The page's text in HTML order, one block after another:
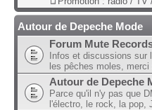
Autour de Depeche Mode
Forum Mute
Infos et discussions sur
les pêches moles, merci
Autour de Depeche
Parce qu'il n'y pas que
l'électro, le rock, la pop,